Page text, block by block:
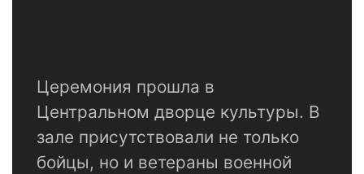
Церемония прошла в
Центральном дворце культуры. В
зале присутствовали не только
бойцы, но и ветераны военной